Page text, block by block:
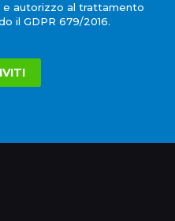
e autorizzo al trattamento
il GDPR 679/2016.